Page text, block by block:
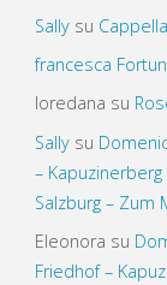
Sallysu
francesca
loredana su
Sallysu
–
Salzburg – Zum
Eleonora su
Friedhof –